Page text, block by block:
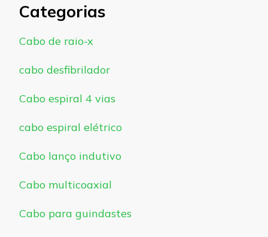
Categorias
Cabo de raio-x
cabo desfibrilador
Cabo espiral 4 vias
cabo espiral elétrico
Cabo lanço indutivo
Cabo multicoaxial
Cabo para guindastes